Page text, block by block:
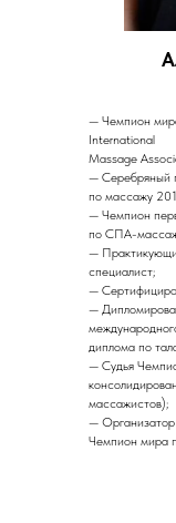
— Чемпион
International
Massage
— Серебряный
по массажу
— Чемпион
по СПА-
—
специалист;
—
—
диплома по
— Судья
массажистов);
—
Чемпион мира